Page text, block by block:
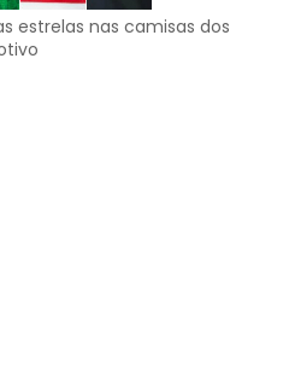
estrelas nas camisas dos